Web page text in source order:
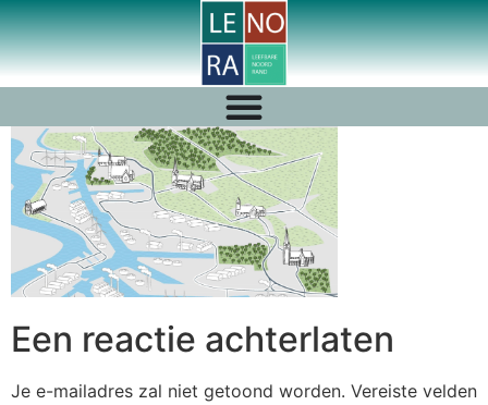
Een reactie achterlaten
Je e-mailadres zal niet getoond worden. Vereiste velden